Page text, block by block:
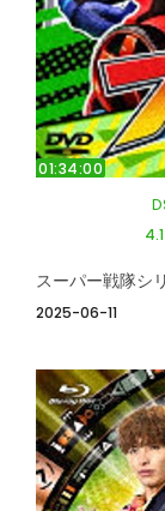
01:34:00
4.1
2025-06-11